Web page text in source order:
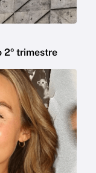
2º trimestre